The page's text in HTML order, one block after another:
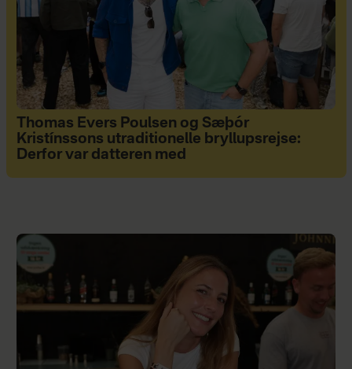
Thomas Evers Poulsen og Sæþór
Kristínssons utraditionelle bryllupsrejse:
Derfor var datteren med